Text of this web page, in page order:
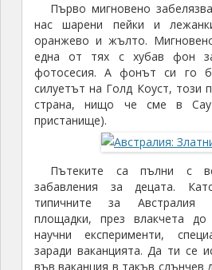
Първо мигновено
нас шарени пейки и
оранжево и жълто.
една от тях с хубав фон
фотосесия. А фонът си го
силуетът на Голд Коуст, този
страна, нищо че сме в
пристанище).
Пътеките са пълни с
забавления за децата.
типичните за Австралия
площадки, през влакчета
научни експерименти,
заради ваканцията. Да ти се
във ваканция в такъв слънчев